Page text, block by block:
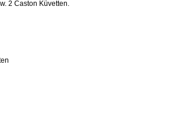
2 Caston Küvetten.